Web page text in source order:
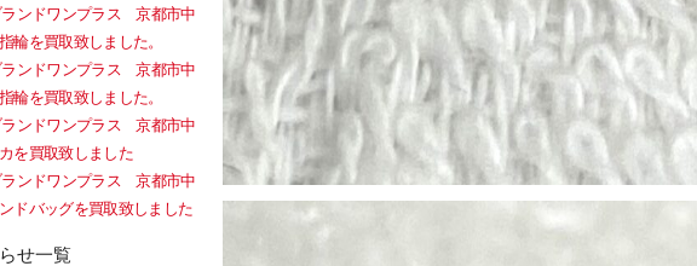
ランドワンプラス 京都市中
を買取致しました。
ランドワンプラス 京都市中
を買取致しました。
ランドワンプラス 京都市中
を買取致しました
ランドワンプラス 京都市中
ドバッグを買取致しました
せ一覧